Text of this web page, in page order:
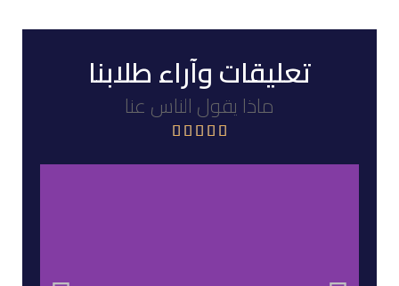
تعليقات وآراء طلابنا
ماذا يقول الناس عنا
    